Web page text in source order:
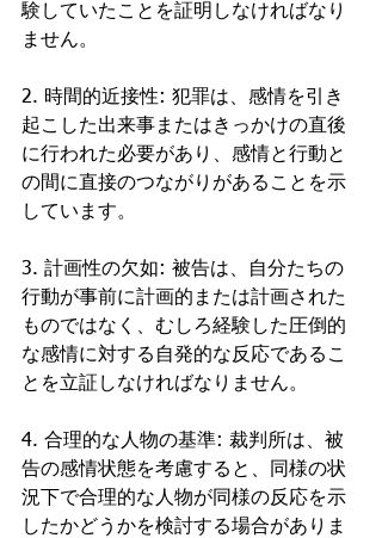
験していたことを証明しなければなり
ません。
2. 時間的近接性: 犯罪は、感情を引き
起こした出来事またはきっかけの直後
に行われた必要があり、感情と行動と
の間に直接のつながりがあることを示
しています。
3. 計画性の欠如: 被告は、自分たちの
行動が事前に計画的または計画された
ものではなく、むしろ経験した圧倒的
な感情に対する自発的な反応であるこ
とを立証しなければなりません。
4. 合理的な人物の基準: 裁判所は、被
告の感情状態を考慮すると、同様の状
況下で合理的な人物が同様の反応を示
したかどうかを検討する場合がありま